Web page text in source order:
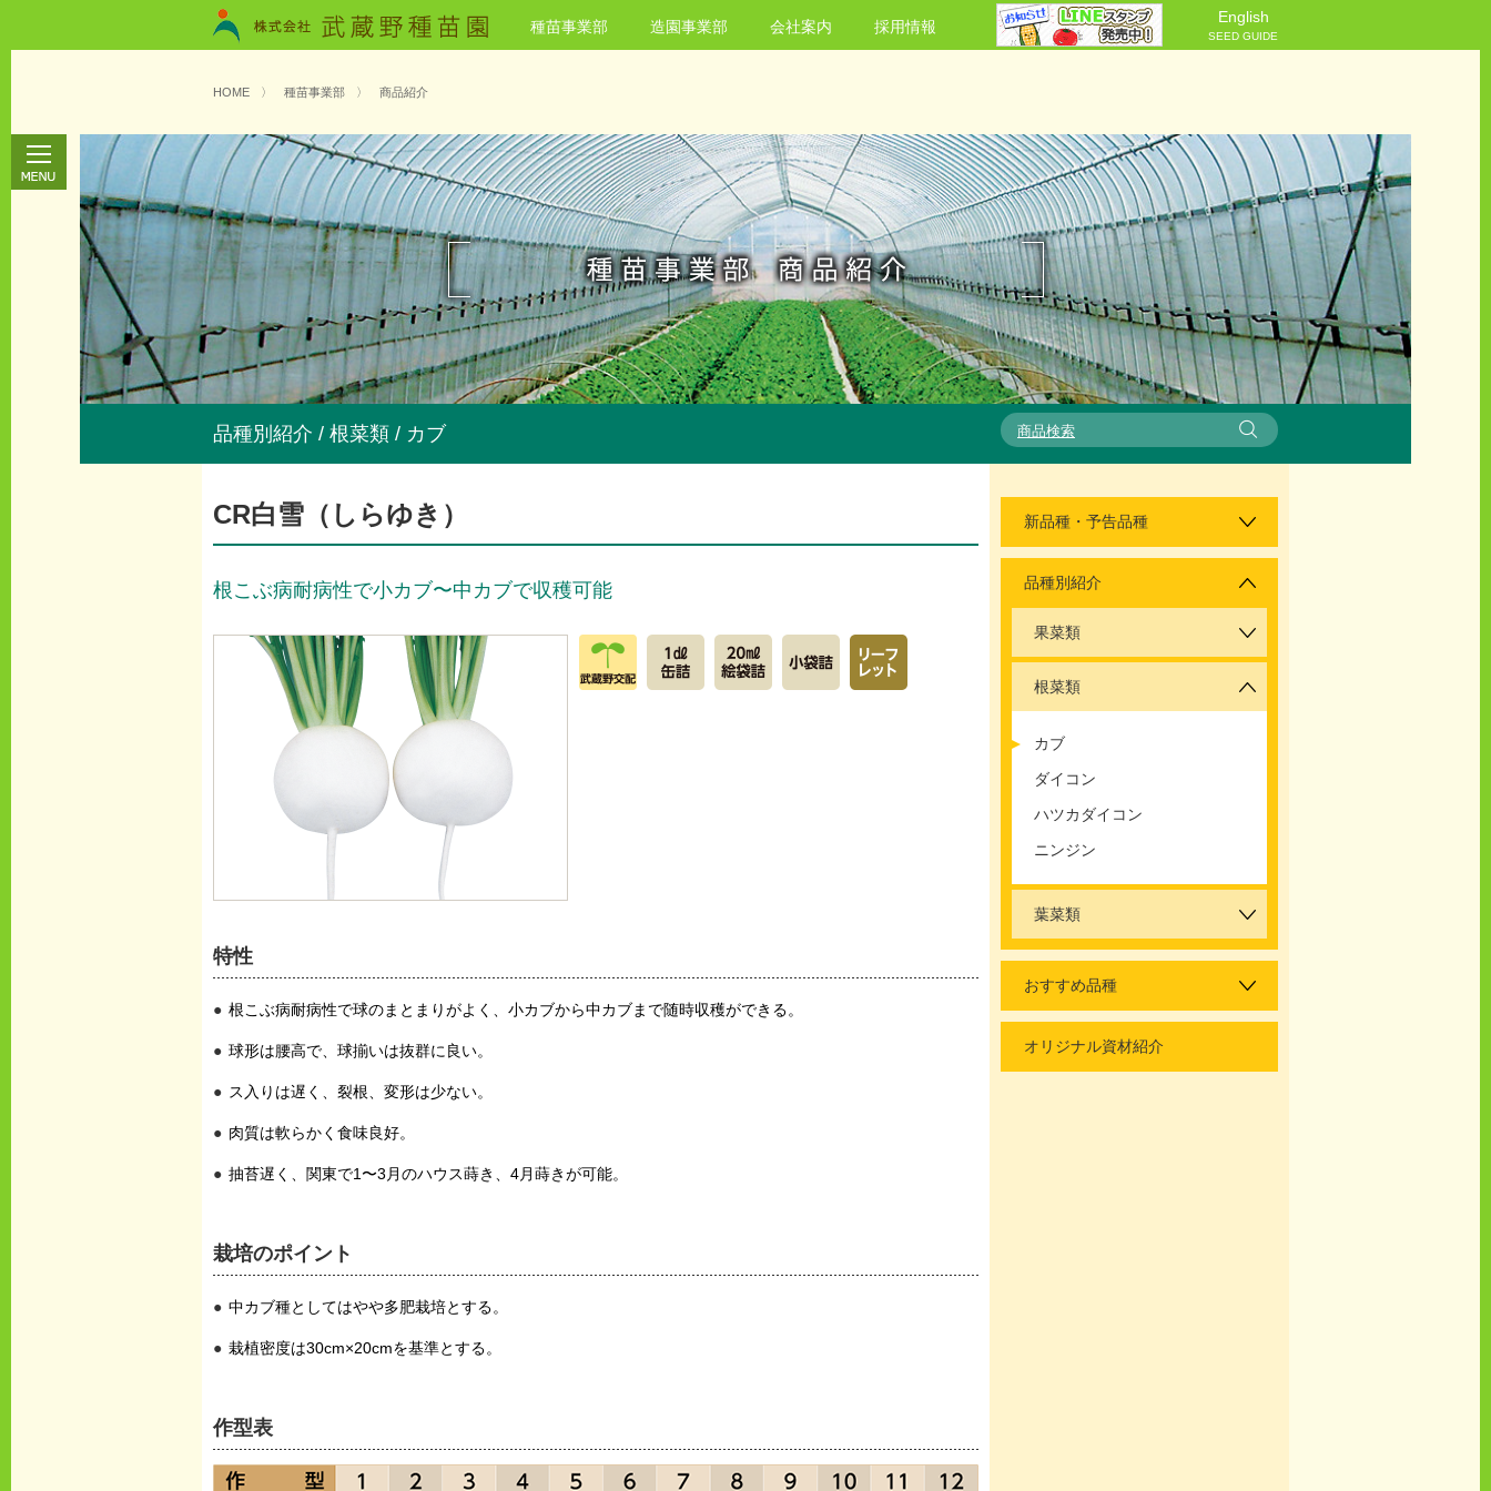
種苗事業部 造園事業部 会社案内 採用情報
English
SEED GUIDE
HOME 〉 種苗事業部 〉 商品紹介
品種別紹介 / 根菜類 / カブ
CR白雪（しらゆき）
根こぶ病耐病性で小カブ〜中カブで収穫可能
特性
根こぶ病耐病性で球のまとまりがよく、小カブから中カブまで随時収穫ができる。
球形は腰高で、球揃いは抜群に良い。
ス入りは遅く、裂根、変形は少ない。
肉質は軟らかく食味良好。
抽苔遅く、関東で1〜3月のハウス蒔き、4月蒔きが可能。
栽培のポイント
中カブ種としてはやや多肥栽培とする。
栽植密度は30cm×20cmを基準とする。
作型表
新品種・予告品種
品種別紹介
果菜類
根菜類
カブ
ダイコン
ハツカダイコン
ニンジン
葉菜類
おすすめ品種
オリジナル資材紹介